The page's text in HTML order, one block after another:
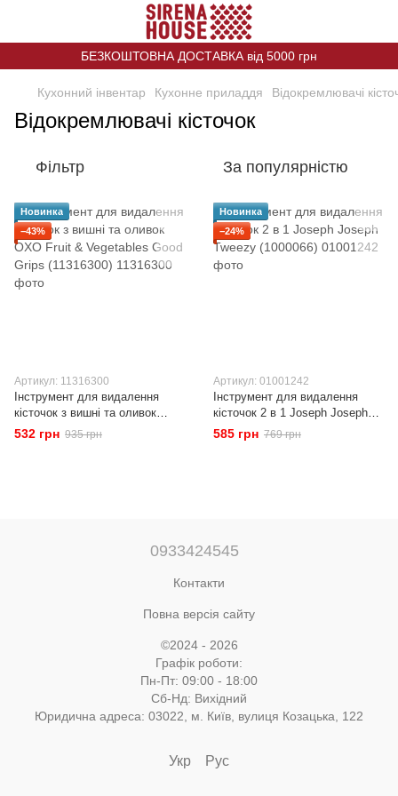
БЕЗКОШТОВНА ДОСТАВКА від 5000 грн
Кухонний інвентар Кухонне приладдя Відокремлювачі
Відокремлювачі кісточок
Фільтр За популярністю
Новинка
−43%
Артикул: 11316300
Інструмент для видалення
кісточок з вишні та оливок
OXO Fruit & Vegetables Good
Grips (11316300)
532 грн 935 грн
Новинка
−24%
Артикул: 01001242
Інструмент для видалення
кісточок 2 в 1 Joseph Joseph
Tweezy (1000066)
585 грн 769 грн
0933424545
Контакти
Повна версія сайту
©2024 - 2026
Графік роботи:
Пн-Пт: 09:00 - 18:00
Cб-Нд: Вихідний
Юридична адреса: 03022, м. Київ, вулиця Козацька, 122
Укр Рус